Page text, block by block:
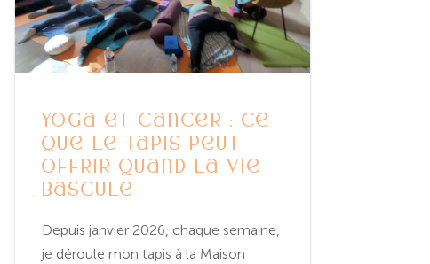
Yoga et cancer : ce
que le tapis peut
offrir quand la vie
bascule
Depuis janvier 2026, chaque semaine,
je déroule mon tapis à la Maison